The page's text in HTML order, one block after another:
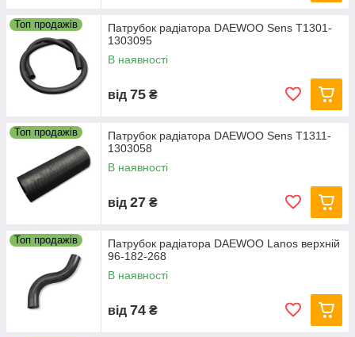
Топ продажів
Патрубок радіатора DAEWOO Sens Т1301-
1303095
В наявності
від 75 ₴
Топ продажів
Патрубок радіатора DAEWOO Sens Т1311-
1303058
В наявності
від 27 ₴
Топ продажів
Патрубок радіатора DAEWOO Lanos верхній
96-182-268
В наявності
від 74 ₴